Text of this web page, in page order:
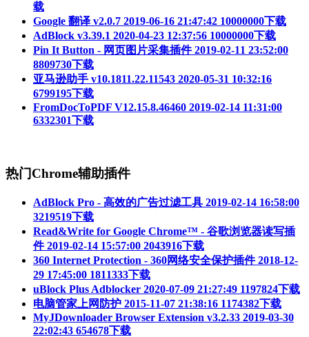
载
Google 翻译 v2.0.7 2019-06-16 21:47:42 10000000下载
AdBlock v3.39.1 2020-04-23 12:37:56 10000000下载
Pin It Button - 网页图片采集插件 2019-02-11 23:52:00
8809730下载
亚马逊助手 v10.1811.22.11543 2020-05-31 10:32:16
6799195下载
FromDocToPDF V12.15.8.46460 2019-02-14 11:31:00
6332301下载
热门Chrome辅助插件
AdBlock Pro - 高效的广告过滤工具 2019-02-14 16:58:00
3219519下载
Read&Write for Google Chrome™ - 谷歌浏览器读写插
件 2019-02-14 15:57:00 2043916下载
360 Internet Protection - 360网络安全保护插件 2018-12-
29 17:45:00 1811333下载
uBlock Plus Adblocker 2020-07-09 21:27:49 1197824下载
电脑管家上网防护 2015-11-07 21:38:16 1174382下载
MyJDownloader Browser Extension v3.2.33 2019-03-30
22:02:43 654678下载